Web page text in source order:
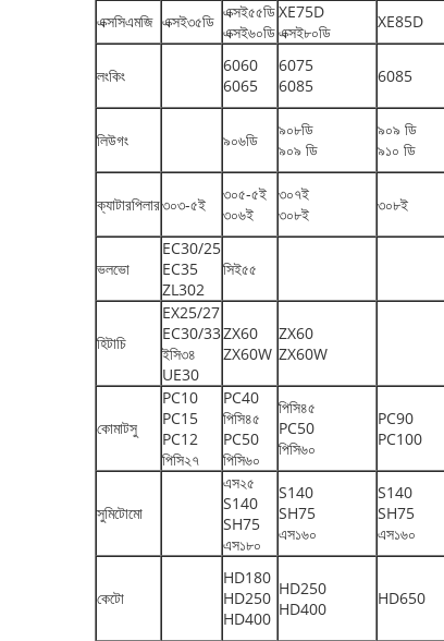
এক্সসিএমজি এক্সই৩৫ডি এক্সই৫৫ডি
এক্সই৬০ডি
XE75D
এক্সই৮০ডি
XE85D
লংকিং
6060
6065
6075
6085
6085
লিউগং ৯০৬ডি
৯০৮ডি
৯০৯ ডি
৯০৯ ডি
৯১০ ডি
ক্যাটারপিলার৩০৩-৫ই
৩০৫-৫ই
৩০৬ই
৩০৭ই
৩০৮ই
৩০৮ই
ভলভো
EC30/25
EC35
ZL302
সিই৫৫
হিটাচি
EX25/27
EC30/33
ইসি৩৪
UE30
ZX60
ZX60W
ZX60
ZX60W
কোমাটসু
PC10
PC15
PC12
পিসি২৭
PC40
পিসি৪৫
PC50
পিসি৬০
পিসি৪৫
PC50
পিসি৬০
PC90
PC100
সুমিটোমো
এস২৫
S140
SH75
এস১৮০
S140
SH75
এস১৬০
S140
SH75
এস১৬০
কেটো
HD180
HD250
HD400
HD250
HD400
HD650